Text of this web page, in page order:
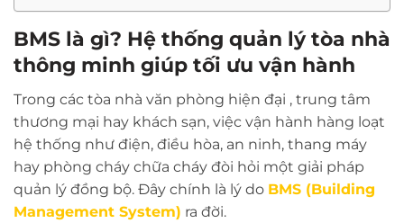
BMS là gì? Hệ thống quản lý tòa nhà
thông minh giúp tối ưu vận hành
Trong các tòa nhà văn phòng hiện đại , trung tâm
thương mại hay khách sạn, việc vận hành hàng loạt
hệ thống như điện, điều hòa, an ninh, thang máy
hay phòng cháy chữa cháy đòi hỏi một giải pháp
quản lý đồng bộ. Đây chính là lý do BMS (Building
Management System) ra đời.